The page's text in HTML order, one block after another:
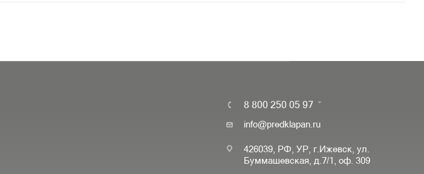
8 800 250 05 97
info@predklapan.ru
426039, РФ, УР, г.Ижевск, ул.
Буммашевская, д.7/1, оф. 309